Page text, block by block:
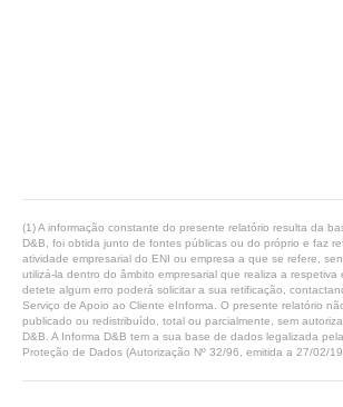
(1) A informação constante do presente relatório resulta da
D&B, foi obtida junto de fontes públicas ou do próprio e faz
atividade empresarial do ENI ou empresa a que se refere,
utilizá-la dentro do âmbito empresarial que realiza a respetiva
detete algum erro poderá solicitar a sua retificação,
Serviço de Apoio ao Cliente eInforma. O presente relatório
publicado ou redistribuído, total ou parcialmente, sem
D&B. A Informa D&B tem a sua base de dados legalizada
Proteção de Dados (Autorização Nº 32/96, emitida a 27/02/